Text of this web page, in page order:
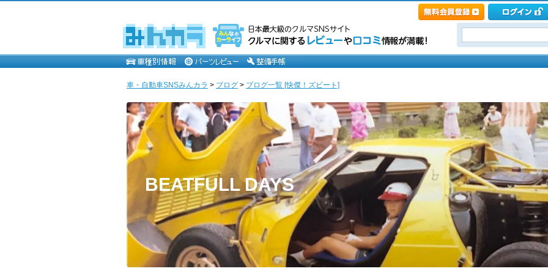
車・自動車SNSみんカラ > ブログ > ブログ一覧 [快傑！ズビート]
BEATFULL DAYS